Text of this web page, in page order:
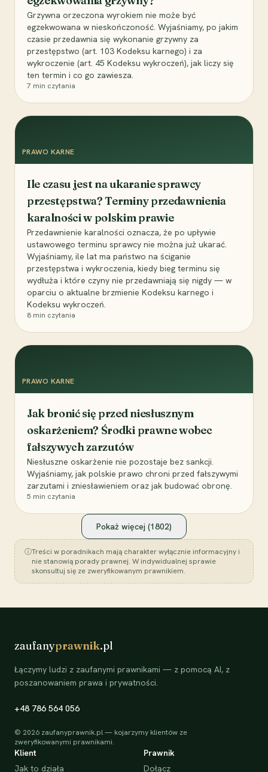
Grzywna orzeczona wyrokiem nie może być
egzekwowana w nieskończoność. Wyjaśniamy, po jakim
czasie przedawnia się wykonanie grzywny za
przestępstwo (art. 103 Kodeksu karnego) i za
wykroczenie (art. 45 Kodeksu wykroczeń), jak liczy się
ten termin i co go zawiesza.
7 min czytania
PRAWO KARNE
Ile czasu jest na ukaranie sprawcy
przestępstwa? Terminy przedawnienia
karalności w polskim prawie
Przedawnienie karalności oznacza, że po upływie
ustawowego terminu sprawcy nie można już ukarać.
Wyjaśniamy, ile lat ma państwo na ściganie
przestępstwa i wykroczenia, kiedy bieg terminu się
wydłuża i które czyny nie przedawniają się nigdy — w
oparciu o aktualne brzmienie Kodeksu karnego i
Kodeksu wykroczeń.
8 min czytania
PRAWO KARNE
Jak bronić się przed niesłusznym
oskarżeniem? Środki prawne wobec
fałszywych zarzutów
Niesłuszne oskarżenie nie pozostaje bez sankcji.
Wyjaśniamy, jak polskie prawo chroni przed fałszywymi
zarzutami i zniesławieniem oraz jak budować obronę.
5 min czytania
Pokaż więcej (1802)
ⓘTreści w poradnikach mają charakter wyłącznie informacyjny i
nie stanowią porady prawnej. W indywidualnej sprawie
skonsultuj się ze zweryfikowanym prawnikiem.
zaufanyprawnik.pl
Łączymy ludzi z zaufanymi prawnikami — z pomocą AI, z
poszanowaniem prawa i prywatności.
+48 786 564 056
© 2026 zaufanyprawnik.pl — kojarzymy klientów ze
zweryfikowanymi prawnikami.
Klient
Jak to działa
Prawnik
Dołącz